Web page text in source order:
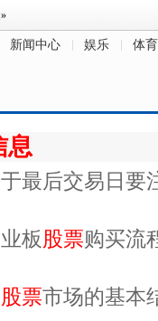
新闻中心 娱乐 体育
息
最后交易日要
板股票购买流
股票市场的基本